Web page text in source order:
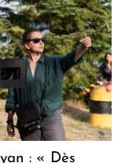
: « Dès